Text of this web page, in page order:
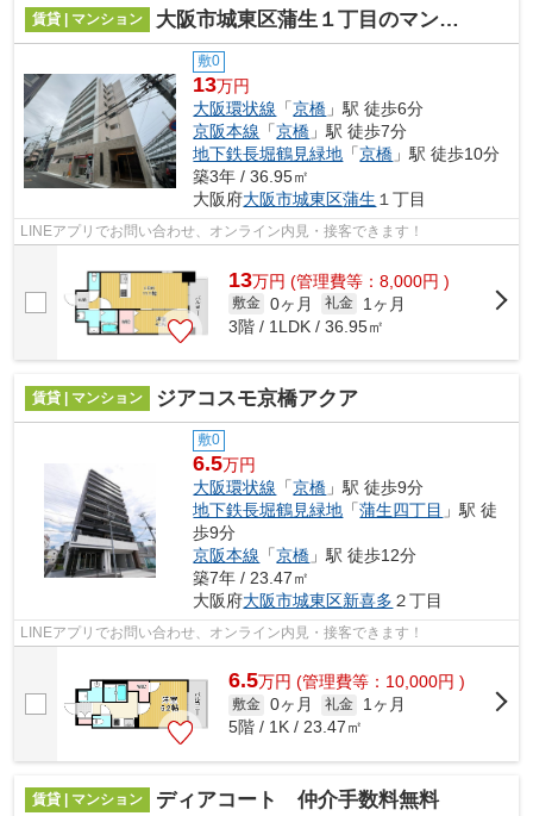
賃貸 | マンション 大阪市城東区蒲生１丁目のマンション
敷0
13万円
大阪環状線 「京橋 」駅 徒歩6分
京阪本線 「京橋 」駅 徒歩7分
地下鉄長堀鶴見緑地 「京橋 」駅 徒歩10分
築3年 / 36.95㎡
大阪府大阪市城東区蒲生 １丁目
LINEアプリでお問い合わせ、オンライン内見・接客できます！
13万円 (管理費等：8,000円 )
敷金 0ヶ月 礼金
1ヶ月
3階 / 1LDK / 36.95㎡
賃貸 | マンション ジアコスモ京橋アクア
敷0
6.5万円
大阪環状線 「京橋 」駅 徒歩9分
地下鉄長堀鶴見緑地 「蒲生四丁目 」駅 徒
歩9分
京阪本線 「京橋 」駅 徒歩12分
築7年 / 23.47㎡
大阪府大阪市城東区新喜多 ２丁目
LINEアプリでお問い合わせ、オンライン内見・接客できます！
6.5万円 (管理費等：10,000円 )
敷金 0ヶ月 礼金
1ヶ月
5階 / 1K / 23.47㎡
賃貸 | マンション ディアコート 仲介手数料無料